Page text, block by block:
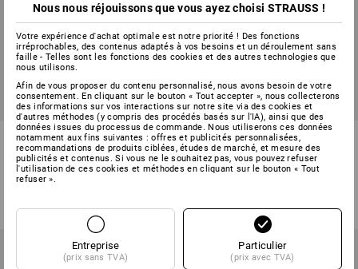
T-Shirt e.s.e:pic
8 couleurs
Pantalon à taille élastique
e.s.e:pic ripstop
Nous nous réjouissons que vous ayez choisi STRAUSS !
Votre expérience d'achat optimale est notre priorité ! Des fonctions
irréprochables, des contenus adaptés à vos besoins et un déroulement sans
faille - Telles sont les fonctions des cookies et des autres technologies que
nous utilisons.
Afin de vous proposer du contenu personnalisé, nous avons besoin de votre
consentement. En cliquant sur le bouton « Tout accepter », nous collecterons
des informations sur vos interactions sur notre site via des cookies et
d'autres méthodes (y compris des procédés basés sur l'IA), ainsi que des
données issues du processus de commande. Nous utiliserons ces données
notamment aux fins suivantes : offres et publicités personnalisées,
recommandations de produits ciblées, études de marché, et mesure des
publicités et contenus. Si vous ne le souhaitez pas, vous pouvez refuser
l'utilisation de ces cookies et méthodes en cliquant sur le bouton « Tout
refuser ».
Entreprise
(prix sans TVA)
Particulier
(prix avec TVA)